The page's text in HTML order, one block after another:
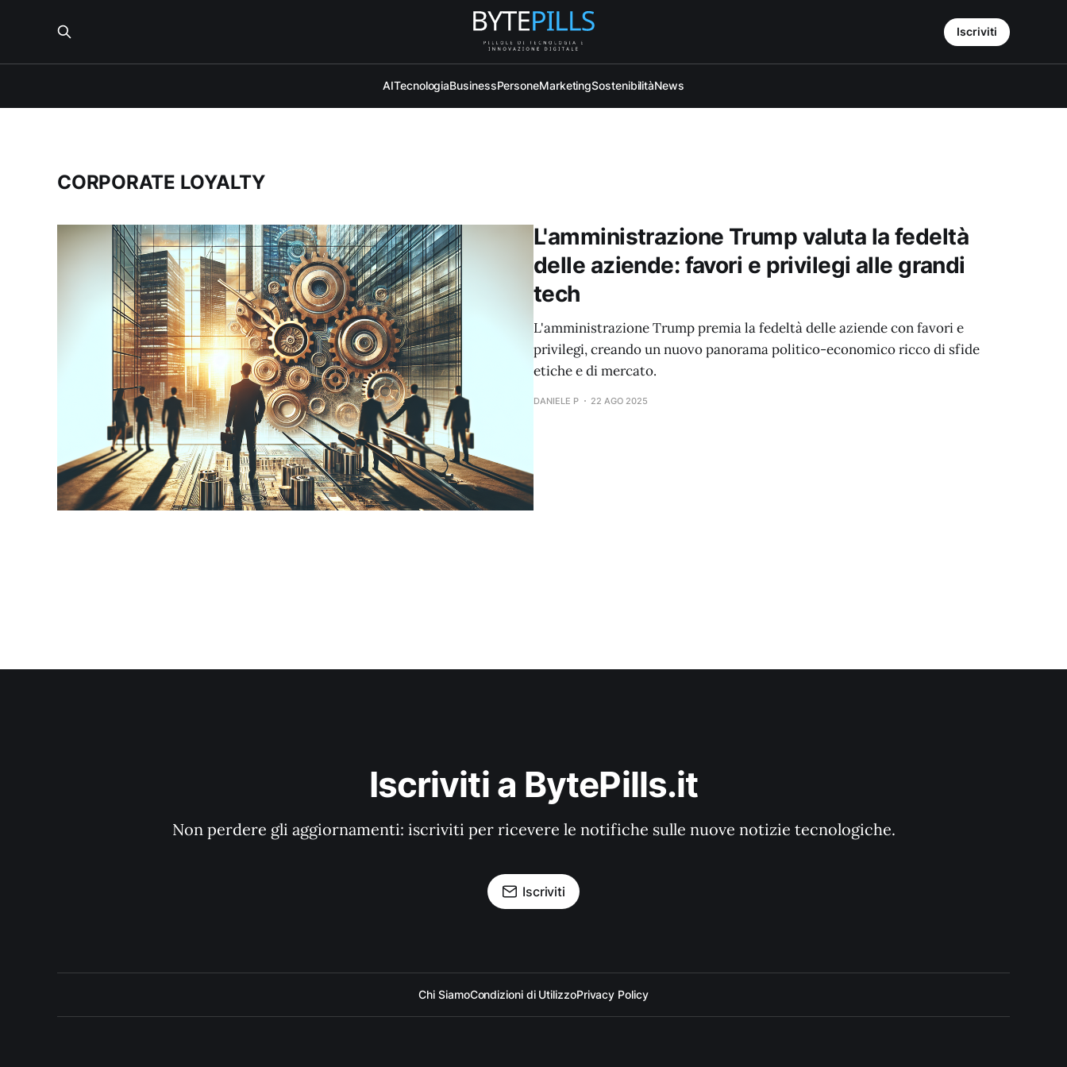
AITecnologiaBusinessPersoneMarketingSostenibilitàNews
Iscriviti
CORPORATE LOYALTY
L'amministrazione Trump valuta la fedeltà
delle aziende: favori e privilegi alle grandi
tech
L'amministrazione Trump premia la fedeltà delle aziende con favori e
privilegi, creando un nuovo panorama politico-economico ricco di sfide
etiche e di mercato.
DANIELE P 22 AGO 2025
Iscriviti a BytePills.it
Non perdere gli aggiornamenti: iscriviti per ricevere le notifiche sulle nuove notizie tecnologiche.
Iscriviti
Chi SiamoCondizioni di UtilizzoPrivacy Policy